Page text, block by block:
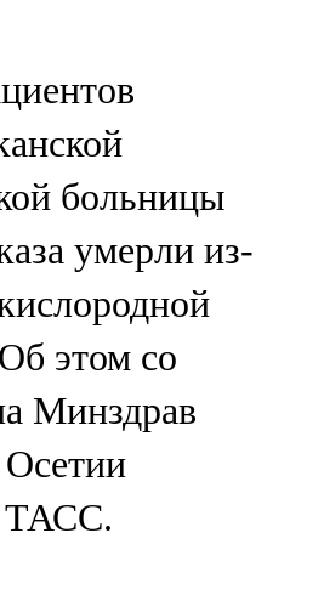
больницы
умерли из-
этом со
Минздрав
ТАСС.